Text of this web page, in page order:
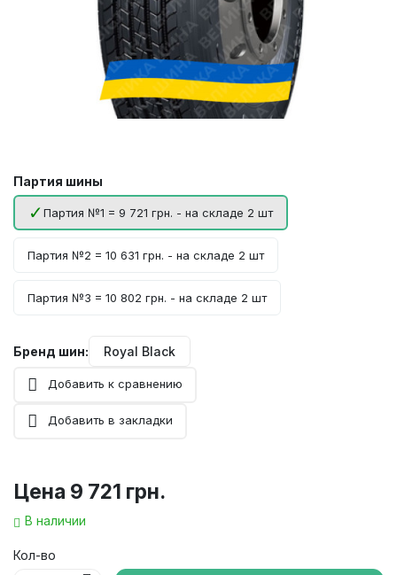
Партия шины
Партия №1 = 9 721 грн. - на складе 2 шт
Партия №2 = 10 631 грн. - на складе 2 шт
Партия №3 = 10 802 грн. - на складе 2 шт
Бренд шин: Royal Black
Добавить к сравнению
Добавить в закладки
Цена 9 721 грн.
В наличии
Кол-во